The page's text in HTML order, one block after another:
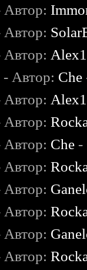
Автор:
Автор:
Автор:
- Автор: Che
Автор:
Автор:
Автор: Che -
Автор:
Автор:
Автор:
Автор:
Автор: